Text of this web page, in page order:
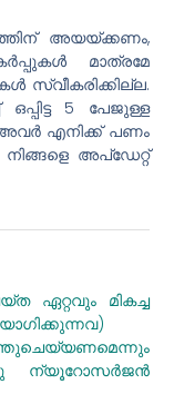
അയയ്ക്കണം,
മാത്രമേ
സ്വീകരിക്കില്ല.
5 പേജുള്ള
എനിക്ക് പണം
അപ്‌ഡേറ്റ്
ഏറ്റവും മികച്ച
ന്യൂറോസർജൻ